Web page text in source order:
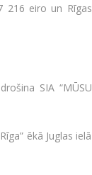
216 eiro un Rīgas
SIA “MŪSU
ēkā Juglas ielā